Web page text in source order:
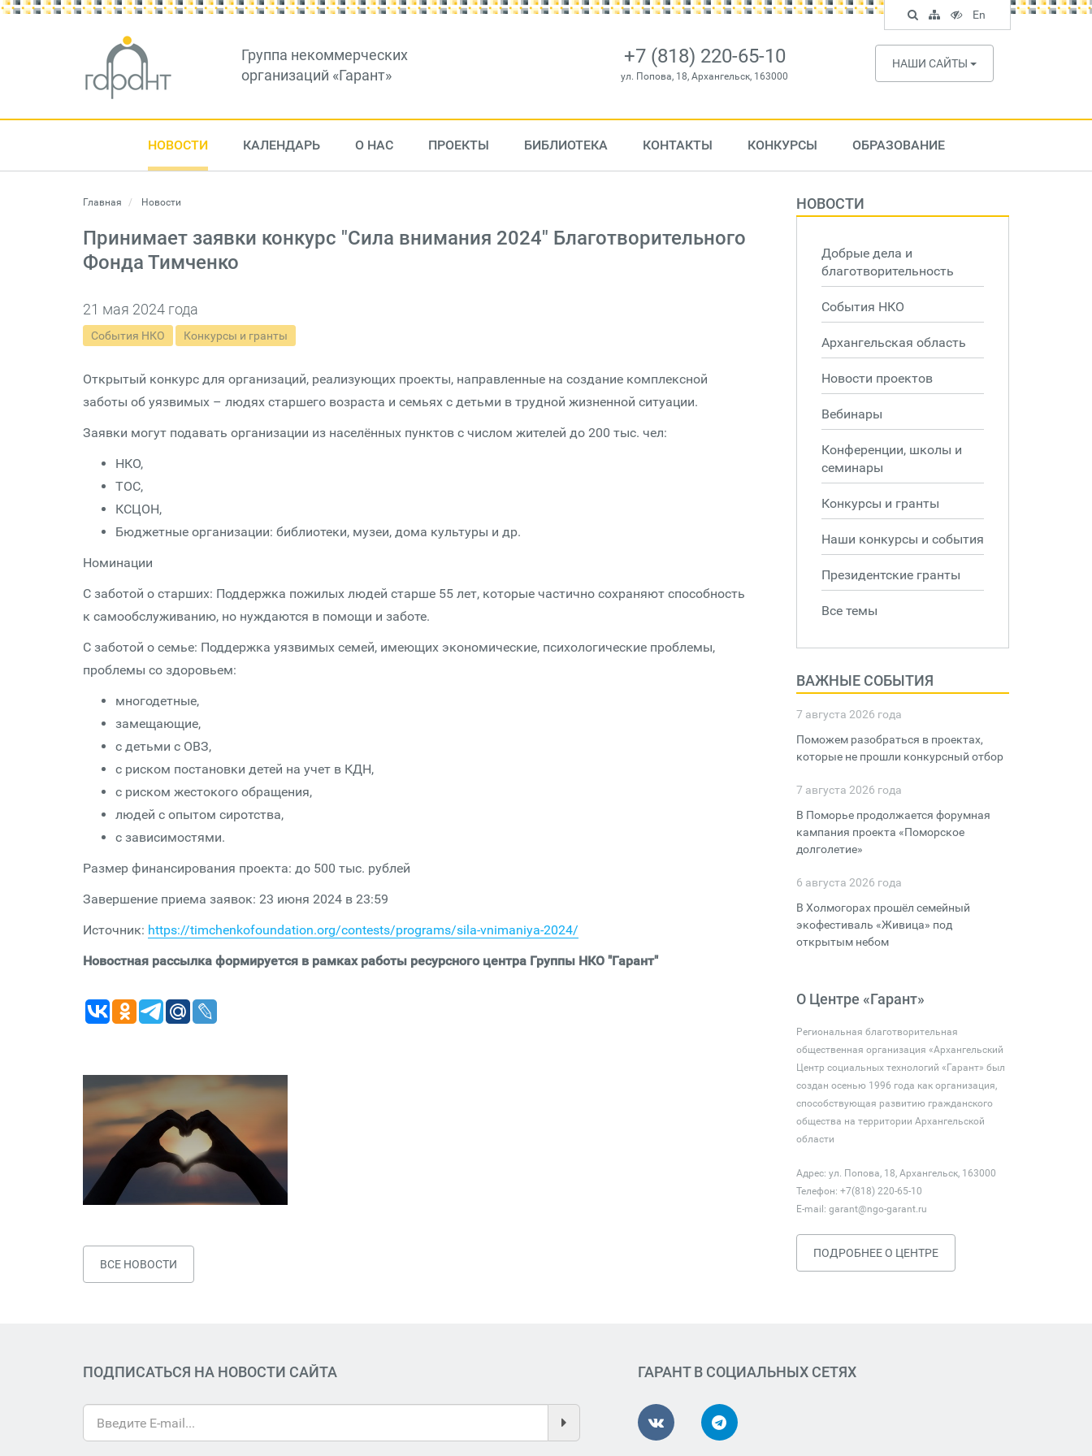
Группа некоммерческих
организаций «Гарант»
+7 (818) 220-65-10
ул. Попова, 18, Архангельск, 163000
НАШИ САЙТЫ
НОВОСТИ КАЛЕНДАРЬ О НАС ПРОЕКТЫ БИБЛИОТЕКА КОНТАКТЫ КОНКУРСЫ ОБРАЗОВАНИЕ
Главная Новости
Принимает заявки конкурс "Сила внимания 2024" Благотворительного
Фонда Тимченко
21 мая 2024 года
События НКО Конкурсы и гранты
Открытый конкурс для организаций, реализующих проекты, направленные на создание комплексной
заботы об уязвимых – людях старшего возраста и семьях с детьми в трудной жизненной ситуации.
Заявки могут подавать организации из населённых пунктов с числом жителей до 200 тыс. чел:
НКО,
ТОС,
КСЦОН,
Бюджетные организации: библиотеки, музеи, дома культуры и др.
Номинации
С заботой о старших: Поддержка пожилых людей старше 55 лет, которые частично сохраняют способность
к самообслуживанию, но нуждаются в помощи и заботе.
С заботой о семье: Поддержка уязвимых семей, имеющих экономические, психологические проблемы,
проблемы со здоровьем:
многодетные,
замещающие,
с детьми с ОВЗ,
с риском постановки детей на учет в КДН,
с риском жестокого обращения,
людей с опытом сиротства,
с зависимостями.
Размер финансирования проекта: до 500 тыс. рублей
Завершение приема заявок: 23 июня 2024 в 23:59
Источник: https://timchenkofoundation.org/contests/programs/sila-vnimaniya-2024/
Новостная рассылка формируется в рамках работы ресурсного центра Группы НКО "Гарант"
ВСЕ НОВОСТИ
НОВОСТИ
Добрые дела и
благотворительность
События НКО
Архангельская область
Новости проектов
Вебинары
Конференции, школы и
семинары
Конкурсы и гранты
Наши конкурсы и события
Президентские гранты
Все темы
ВАЖНЫЕ СОБЫТИЯ
7 августа 2026 года
Поможем разобраться в проектах,
которые не прошли конкурсный отбор
7 августа 2026 года
В Поморье продолжается форумная
кампания проекта «Поморское
долголетие»
6 августа 2026 года
В Холмогорах прошёл семейный
экофестиваль «Живица» под
открытым небом
О Центре «Гарант»
Региональная благотворительная
общественная организация «Архангельский
Центр социальных технологий «Гарант» был
создан осенью 1996 года как организация,
способствующая развитию гражданского
общества на территории Архангельской
области
Адрес: ул. Попова, 18, Архангельск, 163000
Телефон: +7(818) 220-65-10
E-mail: garant@ngo-garant.ru
ПОДРОБНЕЕ О ЦЕНТРЕ
ПОДПИСАТЬСЯ НА НОВОСТИ САЙТА ГАРАНТ В СОЦИАЛЬНЫХ СЕТЯХ
Поиск
по
сайту
Карта
сайта
Версия
для
слабовидящих
En
English